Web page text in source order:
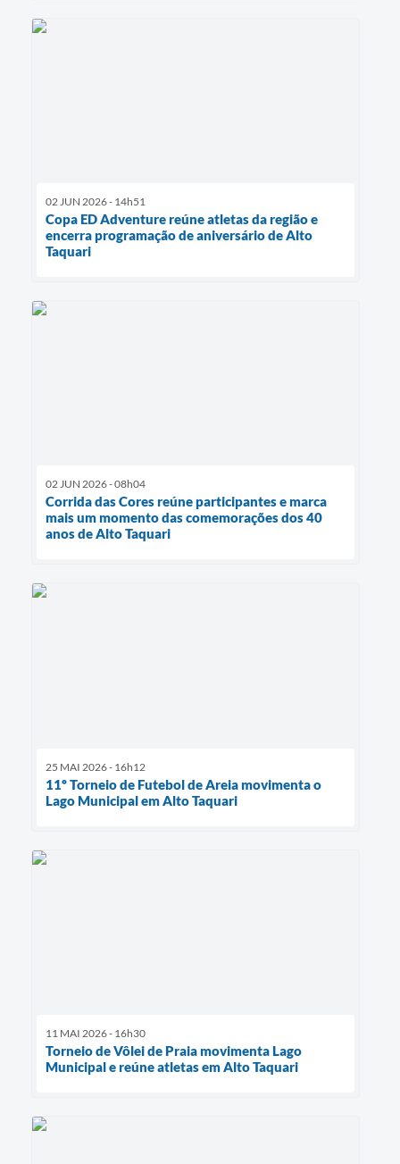
02 JUN 2026 - 14h51
Copa ED Adventure reúne atletas da região e
encerra programação de aniversário de Alto
Taquari
02 JUN 2026 - 08h04
Corrida das Cores reúne participantes e marca
mais um momento das comemorações dos 40
anos de Alto Taquari
25 MAI 2026 - 16h12
11º Torneio de Futebol de Areia movimenta o
Lago Municipal em Alto Taquari
11 MAI 2026 - 16h30
Torneio de Vôlei de Praia movimenta Lago
Municipal e reúne atletas em Alto Taquari